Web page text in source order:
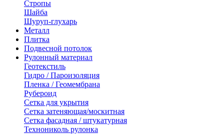
Стропы
Шайба
Шуруп-глухарь
Металл
Плитка
Подвесной потолок
Рулонный материал
Геотекстиль
Гидро / Пароизоляция
Пленка / Геомембрана
Рубероид
Сетка для укрытия
Сетка затеняющая/москитная
Сетка фасадная / штукатурная
Технониколь рулонка